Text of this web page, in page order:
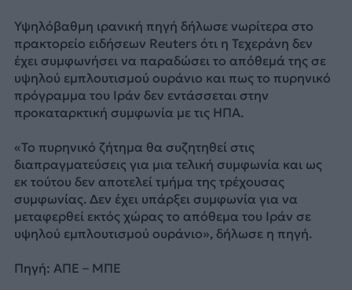
Υψηλόβαθμη ιρανική πηγή δήλωσε νωρίτερα στο
πρακτορείο ειδήσεων Reuters ότι η Τεχεράνη δεν
έχει συμφωνήσει να παραδώσει το απόθεμά της σε
υψηλού εμπλουτισμού ουράνιο και πως το πυρηνικό
πρόγραμμα του Ιράν δεν εντάσσεται στην
προκαταρκτική συμφωνία με τις ΗΠΑ.
«Το πυρηνικό ζήτημα θα συζητηθεί στις
διαπραγματεύσεις για μια τελική συμφωνία και ως
εκ τούτου δεν αποτελεί τμήμα της τρέχουσας
συμφωνίας. Δεν έχει υπάρξει συμφωνία για να
μεταφερθεί εκτός χώρας το απόθεμα του Ιράν σε
υψηλού εμπλουτισμού ουράνιο», δήλωσε η πηγή.
Πηγή: ΑΠΕ – ΜΠΕ